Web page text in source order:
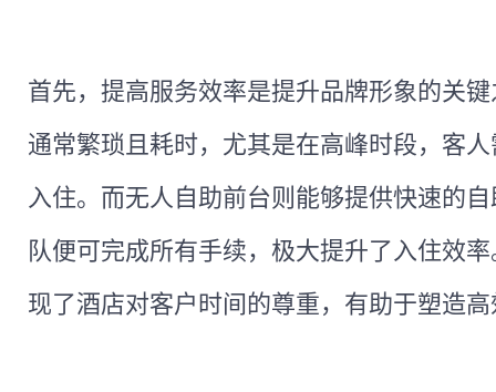
首先，提高服务效率是提升品牌形象的关
通常繁琐且耗时，尤其是在高峰时段，客
入住。而无人自助前台则能够提供快速的
队便可完成所有手续，极大提升了入住效
现了酒店对客户时间的尊重，有助于塑造